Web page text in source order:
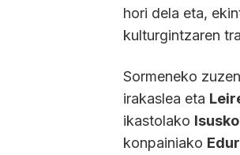
hori dela eta,
kulturgintzaren
Sormeneko
irakaslea eta
ikastolako
konpainiako